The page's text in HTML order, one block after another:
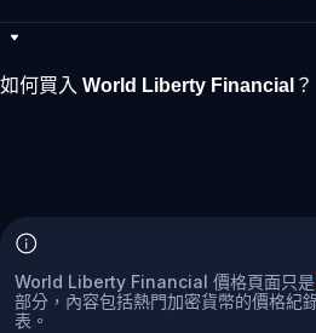
如何買入 World Liberty Financial？
World Liberty Financial 價格頁面只是
部分，內容包括熱門加密貨幣的價格紀
表。